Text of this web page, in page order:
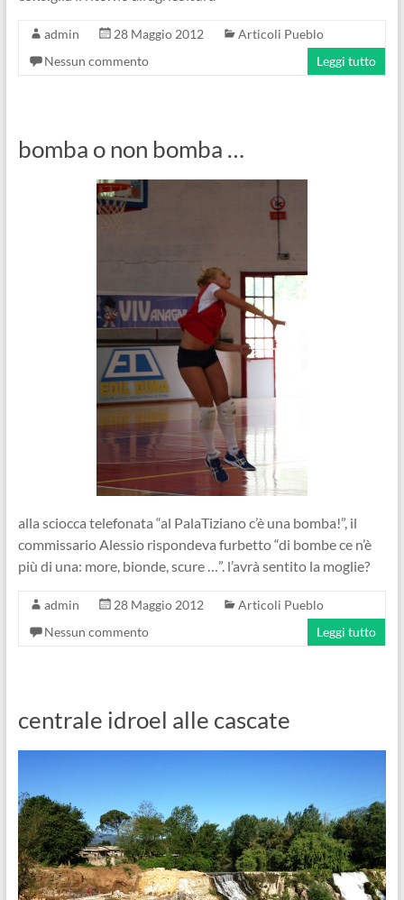
admin 28 Maggio 2012
Articoli Pueblo
Nessun commento
Leggi tutto
bomba o non bomba …
alla sciocca telefonata “al PalaTiziano c’è una bomba!”, il
commissario Alessio rispondeva furbetto “di bombe ce n’è
più di una: more, bionde, scure …”. l’avrà sentito la moglie?
admin 28 Maggio 2012
Articoli Pueblo
Nessun commento
Leggi tutto
centrale idroel alle cascate